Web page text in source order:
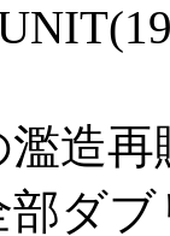
造
ダ